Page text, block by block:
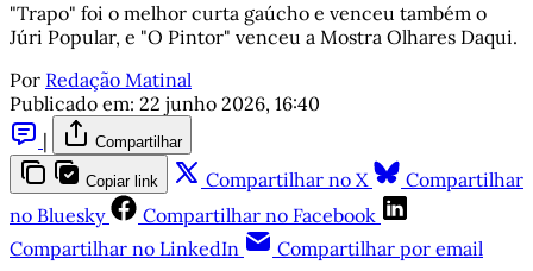
"Trapo" foi o melhor curta gaúcho e venceu também o
Júri Popular, e "O Pintor" venceu a Mostra Olhares Daqui.
Por Redação Matinal
Publicado em: 22 junho 2026, 16:40
|
Compartilhar
Copiar link Compartilhar no X
Compartilhar
no Bluesky
Compartilhar no Facebook
Compartilhar no LinkedIn
Compartilhar por email